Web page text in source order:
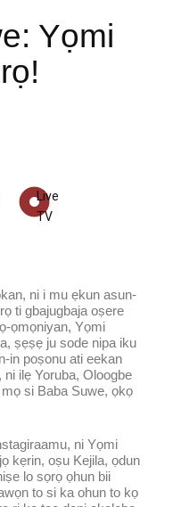
Yọmi
Live
TV
ni i mu ẹkun asun-
ti gbajugbaja oṣere
ọmọniyan, Yọmi
ṣẹṣẹ ju sode nipa iku
in poṣonu ati eekan
ni ilẹ Yoruba, Oloogbe
si Baba Suwe, ọkọ
ni Yọmi
kẹrin, oṣu Kejila, ọdun
lo sọrọ ọhun bii
to si ka ohun to kọ